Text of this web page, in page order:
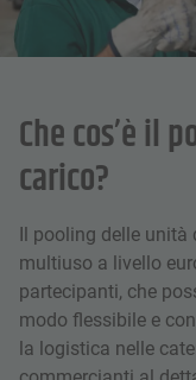
Che cos’è il
carico?
Il pooling delle unità
multiuso a livello
partecipanti, che
modo flessibile e
la logistica nelle